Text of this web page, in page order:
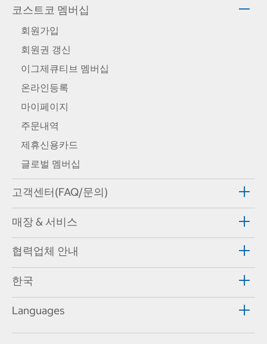
코스트코 멤버십
회원가입
회원권 갱신
이그제큐티브 멤버십
온라인등록
마이페이지
주문내역
제휴신용카드
글로벌 멤버십
고객센터(FAQ/문의)
매장 & 서비스
협력업체 안내
한국
Languages